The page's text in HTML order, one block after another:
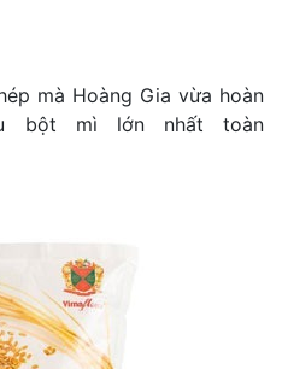
mà Hoàng Gia vừa hoàn
bột mì lớn nhất toàn